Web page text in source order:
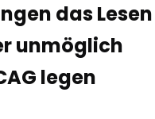
das Lesen
unmöglich
legen